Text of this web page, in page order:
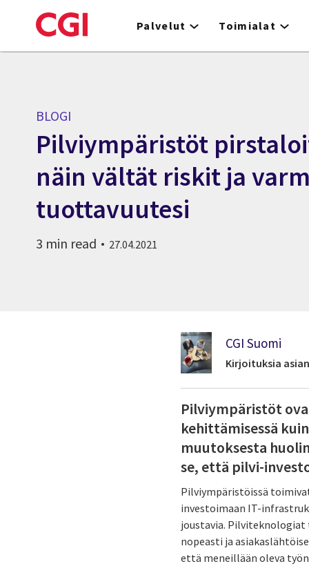
to
Palvelut Toimialat
BLOGI
Pilviympäristöt
näin vältät riskit ja
tuottavuutesi
3 min read 27.04.2021
CGI Suomi
Kirjoituksia
Pilviympäristöt
kehittämisessä
muutoksesta
se, että pilvi-
Pilviympäristöissä
investoimaan IT-
joustavia.
nopeasti ja
että meneillään oleva